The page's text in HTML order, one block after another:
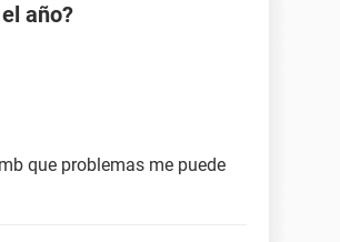
año?
que problemas me puede